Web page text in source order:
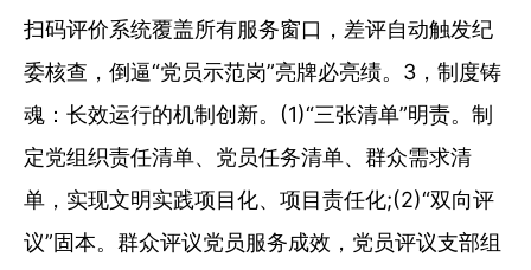
扫码评价系统覆盖所有服务窗口，差评自动触发纪
委核查，倒逼“党员示范岗”亮牌必亮绩。3，制度铸
魂：长效运行的机制创新。(1)“三张清单”明责。制
定党组织责任清单、党员任务清单、群众需求清
单，实现文明实践项目化、项目责任化;(2)“双向评
议”固本。群众评议党员服务成效，党员评议支部组